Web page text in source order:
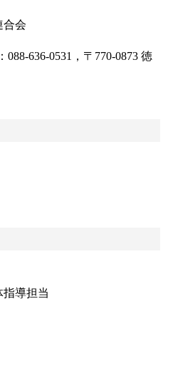
合会
088-636-0531，〒770-0873 徳
導担当